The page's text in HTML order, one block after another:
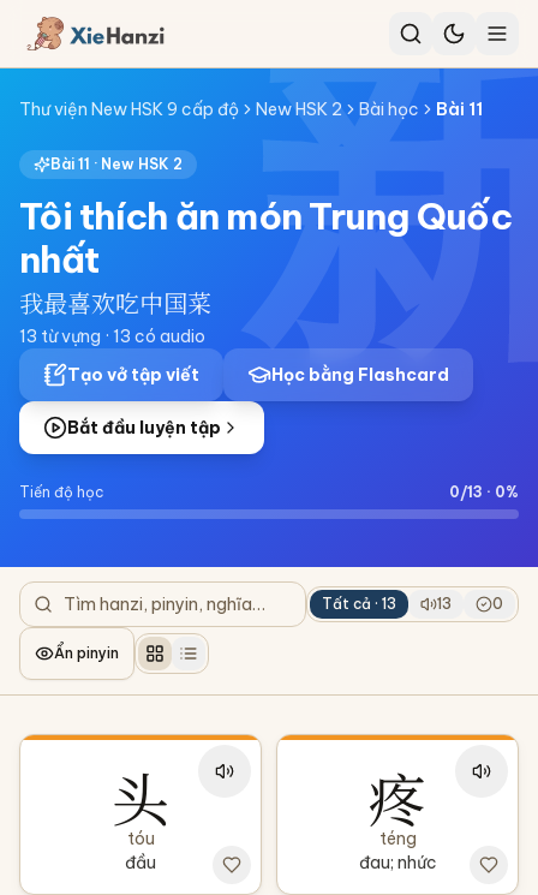
Thư viện New HSK 9 cấp độ New HSK 2 Bài học Bài 11
Bài 11 · New HSK 2
Tôi thích ăn món Trung Quốc
nhất
我最喜欢吃中国菜
13 từ vựng · 13 có audio
Tạo vở tập viết
Học bằng Flashcard
Bắt đầu luyện tập
Tiến độ học 0/13 · 0%
Tất cả · 13 13 0
Ẩn pinyin
头
tóu
đầu
疼
téng
đau; nhức